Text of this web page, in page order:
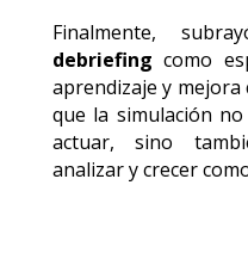
Finalmente,
debriefing como
aprendizaje y
que la simulación
actuar, sino
analizar y crecer